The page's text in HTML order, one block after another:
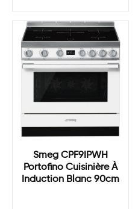
Smeg CPF9IPWH
Portofino Cuisinière À
Induction Blanc 90cm